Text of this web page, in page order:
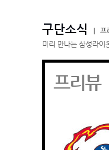
구단소식
프
미리 만나는 삼성라이
프리뷰